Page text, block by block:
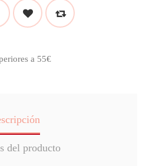
a 55€
del producto